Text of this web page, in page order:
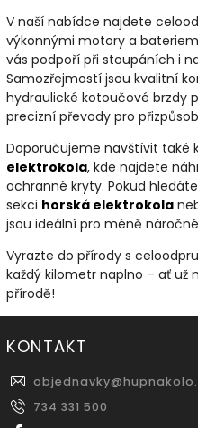
V naší nabídce najdete
výkonnými motory a
vás podpoří při stoupáních i
Samozřejmostí jsou kvalitní
hydraulické kotoučové brzdy
precizní převody pro
Doporučujeme navštívit také
elektrokola, kde najdete
ochranné kryty. Pokud
sekci horská elektrokola
jsou ideální pro méně
Vyrazte do přírody s
každý kilometr naplno – ať už
přírodě!
KONTAKT
objednavky@
734 331 500